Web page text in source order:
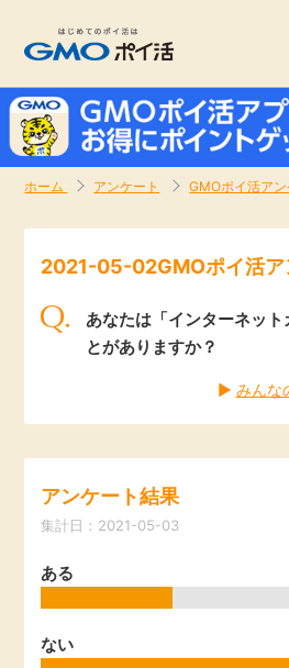
ホーム アンケート GMOポイ活アン
新着
高還元
アンケート
ゲーム
サービスで探す
旅行・レンタカー
エンタメ
暮らし
引っ越し
買取・査定
2021-05-02GMOポイ活ア
あなたは「インターネッ
とがありますか？
▶︎ みんな
アンケート結果
集計日：2021-05-03
ある
ない